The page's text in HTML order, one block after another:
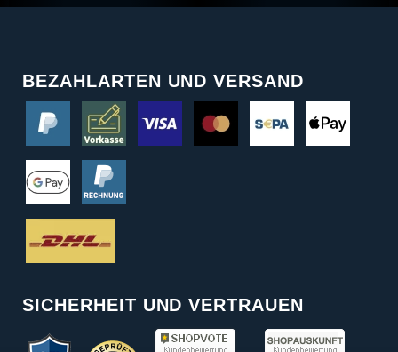
BEZAHLARTEN UND VERSAND
SICHERHEIT UND VERTRAUEN